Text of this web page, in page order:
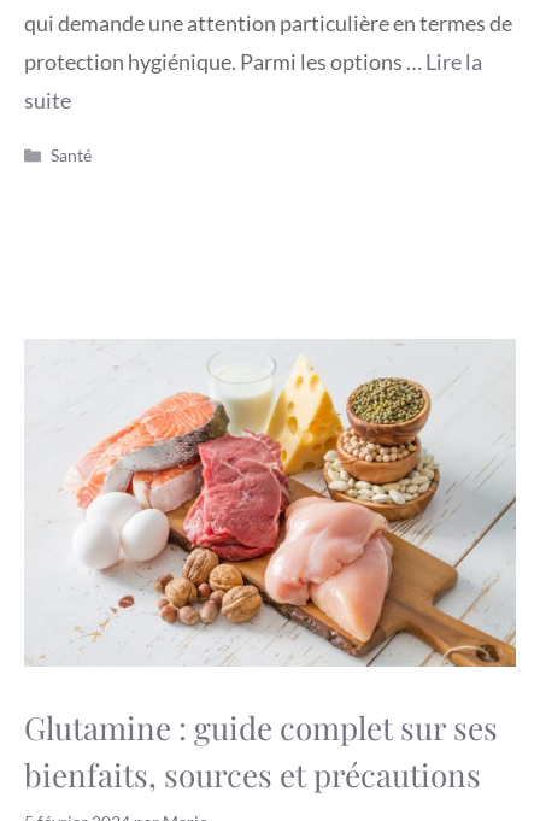
qui demande une attention particulière en termes de
protection hygiénique. Parmi les options …Lire la
suite
Catégories
Santé
Glutamine : guide complet sur ses
bienfaits, sources et précautions